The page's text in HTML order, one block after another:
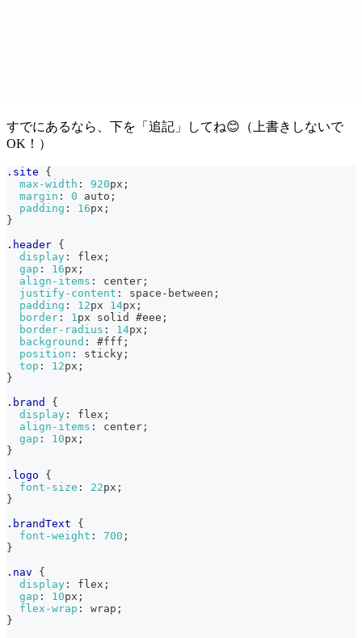
すでにあるなら、下を「追記」してね😊（上書きしないで
OK！）
.site
{
max-width : 920px ;
margin : 0 auto ;
padding : 16px ;
}
.header {
display : flex ;
gap : 16px ;
align-items : center ;
justify-content : space-between ;
padding : 12px 14px ;
border : 1px solid #eee ;
border-radius : 14px ;
background : #fff ;
position : sticky ;
top : 12px ;
}
.brand
{
display : flex ;
align-items : center ;
gap : 10px ;
}
.logo
{
font-size : 22px ;
}
.brandText
{
font-weight : 700 ;
}
.nav
{
display : flex ;
gap : 10px ;
flex-wrap : wrap ;
}